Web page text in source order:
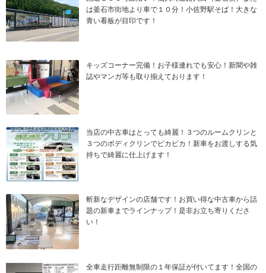
は釜石市街地より車で１０分！小佐野駅そば！大きな
青い看板が目印です！
キッズコーナー完備！お子様連れでも安心！新聞や雑
誌やマンガ等も取り揃えております！
当店の中古車はとっても綺麗！３つのルームクリンと
３つのボディクリンでピカピカ！新車をお渡しする気
持ちで綺麗に仕上げます！
斬新なデザインの店舗です！お買い得な中古車から話
題の新車までラインナップ！是非お立ち寄りくださ
い！
全車走行距離無制限の１年保証が付いてます！全国の